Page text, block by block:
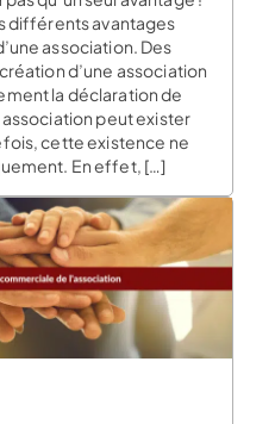
différents avantages
association. Des
d’une association
la déclaration de
peut exister
cette existence ne
En effet, […]